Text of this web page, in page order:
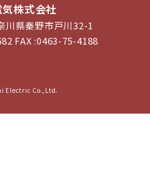
株式会社
川県秦野市戸川32-1
FAX :0463-75-4188
Electric Co.,Ltd.